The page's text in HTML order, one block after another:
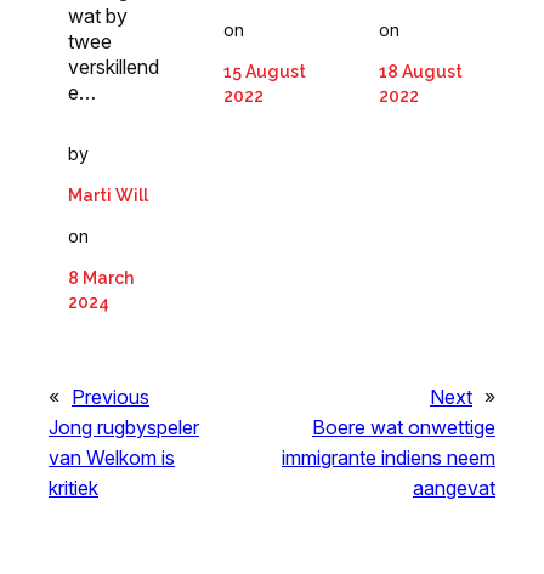
wat by
twee
verskillend
e…
by
Marti Will
on
8 March
2024
on
15 August
2022
on
18 August
2022
« Previous
Jong rugbyspeler
van Welkom is
kritiek
Next »
Boere wat onwettige
immigrante indiens neem
aangevat